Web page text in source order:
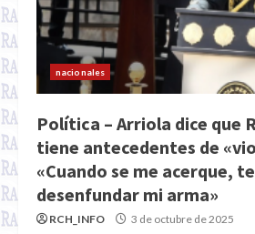
nacionales
Política – Arriola dice que
tiene antecedentes de
«Cuando se me acerque,
desenfundar mi arma»
RCH_INFO 3 de octubre de 2025